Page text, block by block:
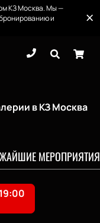
КЗ Москва. Мы —
и
в КЗ Москва
МЕРОПРИЯТИЯ